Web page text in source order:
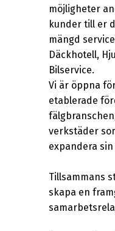
möjligheter
kunder till er
mängd
Däckhotell,
Bilservice.
Vi är öppna
etablerade
verkstäder
expandera
Tillsammans
skapa en